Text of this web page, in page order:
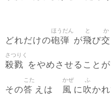
どれだけの砲弾
ほうだん
が飛
と
び交
か
殺戮
さつりく
をやめさせること
その答
こた
えは 風
かぜ
に吹
ふ
か